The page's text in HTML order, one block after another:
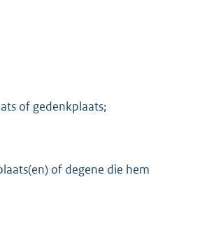
of gedenkplaats;
of degene die hem